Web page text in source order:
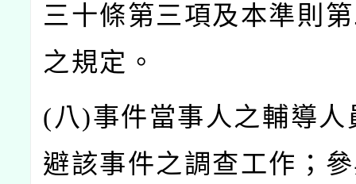
三十條第三項及本準則
之規定。
(八)事件當事人之輔導人
避該事件之調查工作；